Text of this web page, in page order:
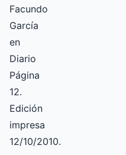
Facundo
García
en
Diario
Página
12.
Edición
impresa
12/10/2010.